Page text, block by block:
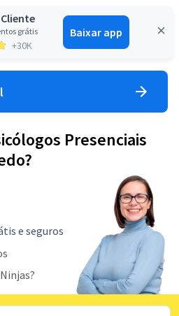
grátis
+30K
Baixar app
Entrar
Presenciais
e seguros